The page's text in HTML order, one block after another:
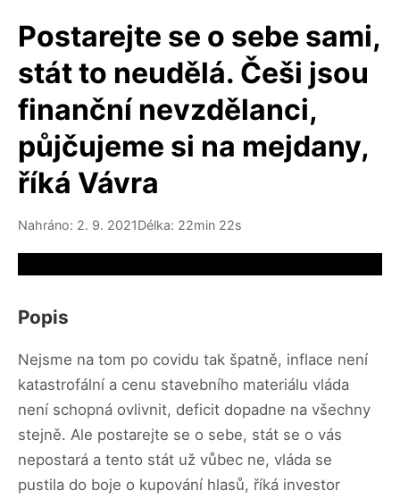
Postarejte se o sebe sami,
stát to neudělá. Češi jsou
finanční nevzdělanci,
půjčujeme si na mejdany,
říká Vávra
Nahráno: 2. 9. 2021Délka: 22min 22s
Popis
Nejsme na tom po covidu tak špatně, inflace není
katastrofální a cenu stavebního materiálu vláda
není schopná ovlivnit, deficit dopadne na všechny
stejně. Ale postarejte se o sebe, stát se o vás
nepostará a tento stát už vůbec ne, vláda se
pustila do boje o kupování hlasů, říká investor